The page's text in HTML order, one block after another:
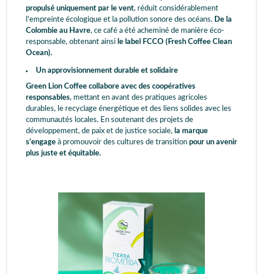
propulsé uniquement par le vent, réduit considérablement
l'empreinte écologique et la pollution sonore des océans. De la
Colombie au Havre, ce café a été acheminé de manière éco-
responsable, obtenant ainsi le label FCCO (Fresh Coffee Clean
Ocean).
Un approvisionnement durable et solidaire
Green Lion Coffee collabore avec des coopératives
responsables, mettant en avant des pratiques agricoles
durables, le recyclage énergétique et des liens solides avec les
communautés locales. En soutenant des projets de
développement, de paix et de justice sociale, la marque
s’engage à promouvoir des cultures de transition pour un avenir
plus juste et équitable.